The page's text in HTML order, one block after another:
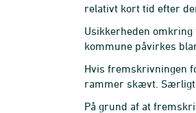
relativt kort tid efter
Usikkerheden
kommune påvirkes
Hvis fremskrivningen
rammer skævt. Særligt
På grund af at